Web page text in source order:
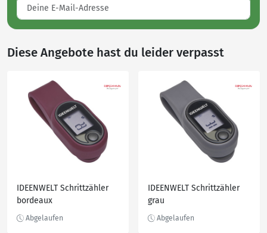
Diese Angebote hast du leider verpasst
IDEENWELT Schrittzähler
bordeaux
IDEENWELT Schrittzähler
grau